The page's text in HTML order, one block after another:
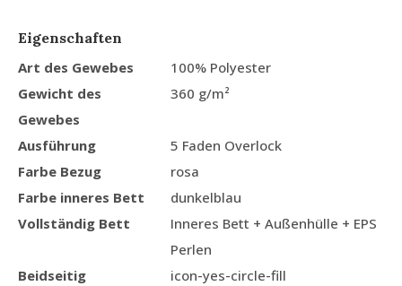
Eigenschaften
Art des Gewebes
100% Polyester
Gewicht des
Gewebes
360 g/m²
Ausführung
5 Faden Overlock
Farbe Bezug
rosa
Farbe inneres Bett
dunkelblau
Vollständig Bett
Inneres Bett + Außenhülle + EPS
Perlen
Beidseitig
icon-yes-circle-fill